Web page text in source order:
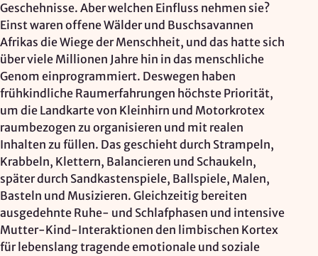
Geschehnisse. Aber welchen Einfluss nehmen sie?
Einst waren offene Wälder und Buschsavannen
Afrikas die Wiege der Menschheit, und das hatte sich
über viele Millionen Jahre hin in das menschliche
Genom einprogrammiert. Deswegen haben
frühkindliche Raumerfahrungen höchste Priorität,
um die Landkarte von Kleinhirn und Motorkrotex
raumbezogen zu organisieren und mit realen
Inhalten zu füllen. Das geschieht durch Strampeln,
Krabbeln, Klettern, Balancieren und Schaukeln,
später durch Sandkastenspiele, Ballspiele, Malen,
Basteln und Musizieren. Gleichzeitig bereiten
ausgedehnte Ruhe- und Schlafphasen und intensive
Mutter-Kind-Interaktionen den limbischen Kortex
für lebenslang tragende emotionale und soziale
Zweck:
Videowiedergabe
Rechtsgrundlage: Art. 6 Abs. 1 lit. a DSGVO
Matomo (Webanalyse)
Anbieter:
Vereinigung der Waldorfkindergärten e. V.
Zweck:
Reichweitenmessung, technische Optimierung
Cookie Laufzeit:
180 Tage